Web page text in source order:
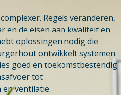
Regels veranderen,
en de eisen aan kwaliteit en
oplossingen nodig die
ontwikkelt systemen
goed en toekomstbestendig
tot
ventilatie.